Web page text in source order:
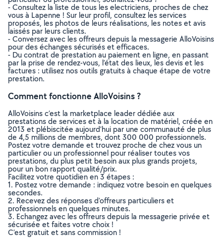
- Consultez la liste de tous les electriciens, proches de chez
vous à Lapenne ! Sur leur profil, consultez les services
proposés, les photos de leurs réalisations, les notes et avis
laissés par leurs clients.
- Conversez avec les offreurs depuis la messagerie AlloVoisins
pour des échanges sécurisés et efficaces.
- Du contrat de prestation au paiement en ligne, en passant
par la prise de rendez-vous, l’état des lieux, les devis et les
factures : utilisez nos outils gratuits à chaque étape de votre
prestation.
Comment fonctionne AlloVoisins ?
AlloVoisins c’est la marketplace leader dédiée aux
prestations de services et à la location de matériel, créée en
2013 et plébiscitée aujourd’hui par une communauté de plus
de 4,5 millions de membres, dont 300 000 professionnels.
Postez votre demande et trouvez proche de chez vous un
particulier ou un professionnel pour réaliser toutes vos
prestations, du plus petit besoin aux plus grands projets,
pour un bon rapport qualité/prix.
Facilitez votre quotidien en 3 étapes :
1. Postez votre demande : indiquez votre besoin en quelques
secondes.
2. Recevez des réponses d’offreurs particuliers et
professionnels en quelques minutes.
3. Echangez avec les offreurs depuis la messagerie privée et
sécurisée et faites votre choix !
C’est gratuit et sans commission !